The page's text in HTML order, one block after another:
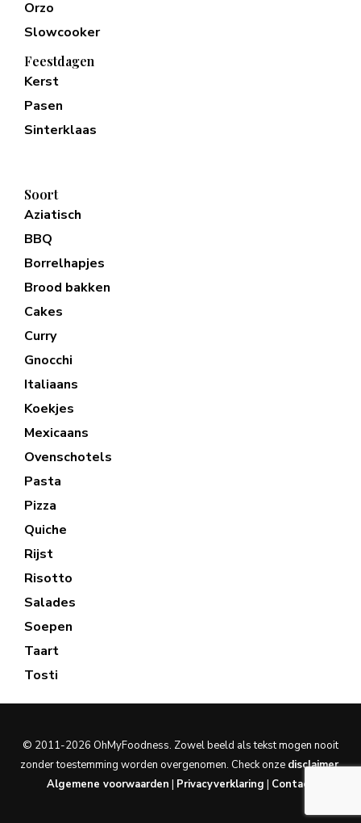
Orzo
Slowcooker
Feestdagen
Kerst
Pasen
Sinterklaas
Soort
Aziatisch
BBQ
Borrelhapjes
Brood bakken
Cakes
Curry
Gnocchi
Italiaans
Koekjes
Mexicaans
Ovenschotels
Pasta
Pizza
Quiche
Rijst
Risotto
Salades
Soepen
Taart
Tosti
© 2011-2026 OhMyFoodness. Zowel beeld als tekst mogen nooit
zonder toestemming worden overgenomen. Check onze disclaimer.
Algemene voorwaarden | Privacyverklaring | Contact